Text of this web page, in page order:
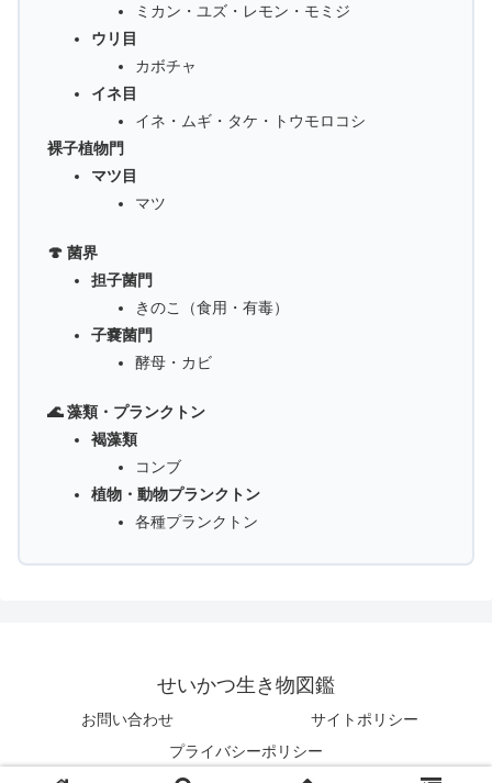
ミカン・ユズ・レモン・モミジ
ウリ目
カボチャ
イネ目
イネ・ムギ・タケ・トウモロコシ
裸子植物門
マツ目
マツ
🍄 菌界
担子菌門
きのこ（食用・有毒）
子嚢菌門
酵母・カビ
🌊 藻類・プランクトン
褐藻類
コンブ
植物・動物プランクトン
各種プランクトン
せいかつ生き物図鑑
お問い合わせ
サイトポリシー
プライバシーポリシー